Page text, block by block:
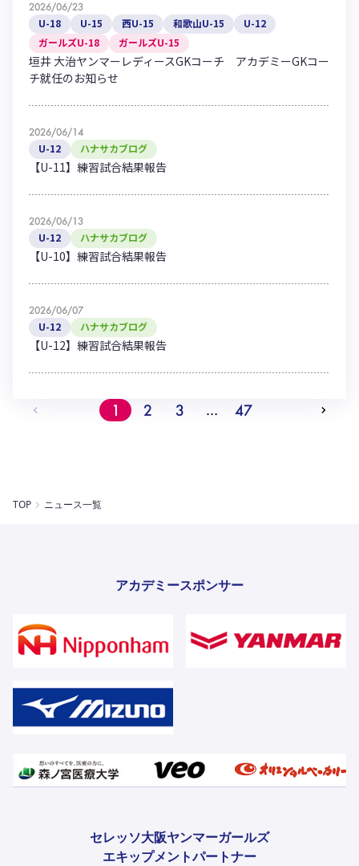
2026/06/23
U-18 U-15 西U-15 和歌山U-15
U-12
ガールズU-18
ガールズU-15
垣井 大治ヤンマーレディースGKコーチ アカデミーGKコー
チ就任のお知らせ
2026/06/14
U-12 ハナサカブログ
【U-11】練習試合結果報告
2026/06/13
U-12 ハナサカブログ
【U-10】練習試合結果報告
2026/06/07
U-12 ハナサカブログ
【U-12】練習試合結果報告
1 2 3 … 47
TOP ニュース一覧
アカデミースポンサー
セレッソ大阪ヤンマーガールズ
エキップメントパートナー